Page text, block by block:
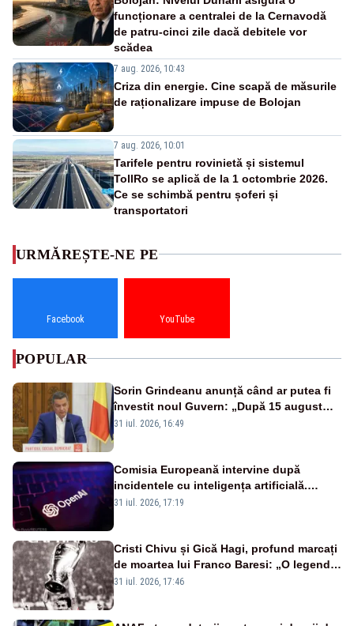
funcționare a centralei de la Cernavodă
de patru-cinci zile dacă debitele vor
scădea
7 aug. 2026, 10:43
Criza din energie. Cine scapă de măsurile
de raționalizare impuse de Bolojan
7 aug. 2026, 10:01
Tarifele pentru rovinietă și sistemul
TollRo se aplică de la 1 octombrie 2026.
Ce se schimbă pentru șoferi și
transportatori
URMĂREȘTE-NE PE
Facebook YouTube
POPULAR
Sorin Grindeanu anunță când ar putea fi
învestit noul Guvern: „După 15 august
sunt șanse mai mari”
31 iul. 2026, 16:49
Comisia Europeană intervine după
incidentele cu inteligența artificială.
OpenAI și Anthropic, vizate
31 iul. 2026, 17:19
Cristi Chivu și Gică Hagi, profund marcați
de moartea lui Franco Baresi: „O legendă
a fotbalului mondial”
31 iul. 2026, 17:46